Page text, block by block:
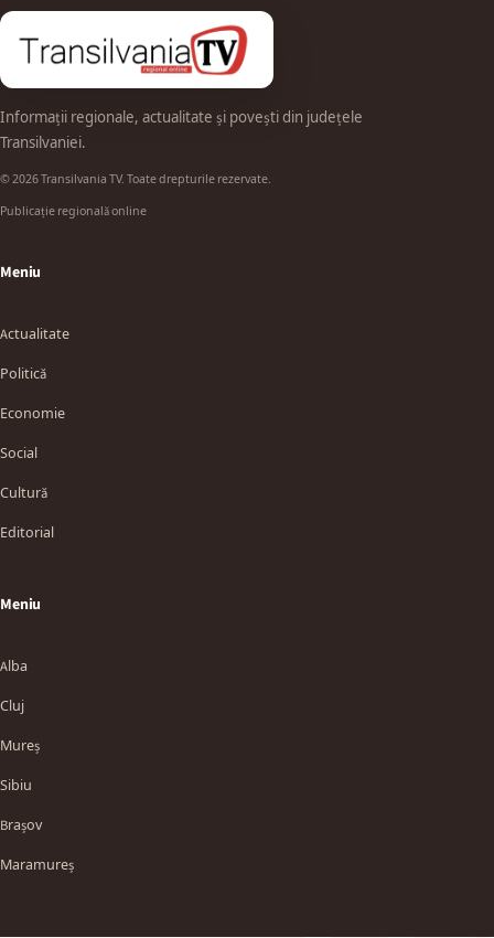
Informații regionale, actualitate și povești din județele
Transilvaniei.
© 2026 Transilvania TV. Toate drepturile rezervate.
Publicație regională online
Meniu
Actualitate
Politică
Economie
Social
Cultură
Editorial
Meniu
Alba
Cluj
Mureș
Sibiu
Brașov
Maramureș